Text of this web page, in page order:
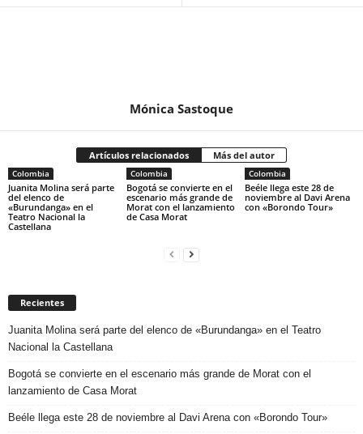
Mónica Sastoque
Artículos relacionados Más del autor
Colombia
Juanita Molina será parte
del elenco de
«Burundanga» en el
Teatro Nacional la
Castellana
Colombia
Bogotá se convierte en el
escenario más grande de
Morat con el lanzamiento
de Casa Morat
Colombia
Beéle llega este 28 de
noviembre al Davi Arena
con «Borondo Tour»
Recientes
Juanita Molina será parte del elenco de «Burundanga» en el Teatro
Nacional la Castellana
Bogotá se convierte en el escenario más grande de Morat con el
lanzamiento de Casa Morat
Beéle llega este 28 de noviembre al Davi Arena con «Borondo Tour»